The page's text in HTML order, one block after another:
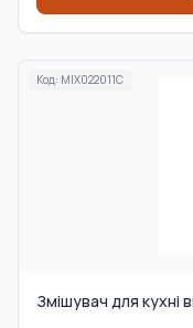
Код: MIX022011C
Змішувач для кухні